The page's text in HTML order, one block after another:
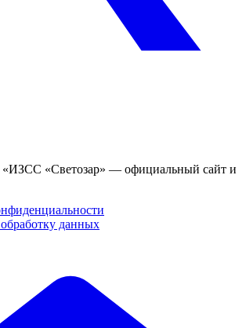
«Светозар» — официальный сайт и
данных